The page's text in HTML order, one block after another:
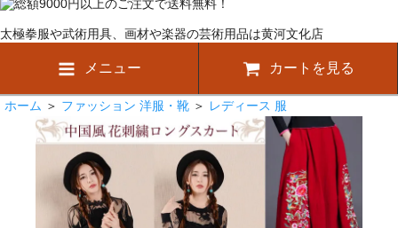
太極拳服や武術用具、画材や楽器の芸術用品は黄河文化店
メニュー カートを見る
ホーム ＞ ファッション 洋服・靴 ＞ レディース 服